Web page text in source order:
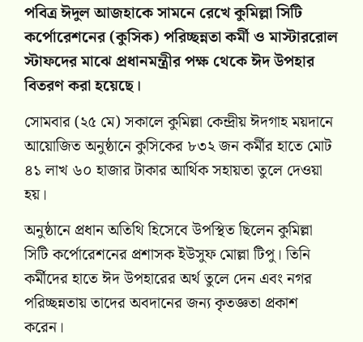
পবিত্র ঈদুল আজহাকে সামনে রেখে কুমিল্লা সিটি
কর্পোরেশনের (কুসিক) পরিচ্ছন্নতা কর্মী ও মাস্টাররোল
স্টাফদের মাঝে প্রধানমন্ত্রীর পক্ষ থেকে ঈদ উপহার
বিতরণ করা হয়েছে।
সোমবার (২৫ মে) সকালে কুমিল্লা কেন্দ্রীয় ঈদগাহ ময়দানে
আয়োজিত অনুষ্ঠানে কুসিকের ৮৩২ জন কর্মীর হাতে মোট
৪১ লাখ ৬০ হাজার টাকার আর্থিক সহায়তা তুলে দেওয়া
হয়।
অনুষ্ঠানে প্রধান অতিথি হিসেবে উপস্থিত ছিলেন কুমিল্লা
সিটি কর্পোরেশনের প্রশাসক ইউসুফ মোল্লা টিপু। তিনি
কর্মীদের হাতে ঈদ উপহারের অর্থ তুলে দেন এবং নগর
পরিচ্ছন্নতায় তাদের অবদানের জন্য কৃতজ্ঞতা প্রকাশ
করেন।